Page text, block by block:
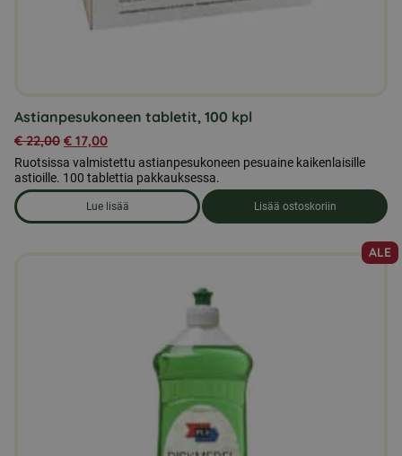
Astianpesukoneen tabletit, 100 kpl
€22,00 € 17,00
Ruotsissa valmistettu astianpesukoneen pesuaine kaikenlaisille
astioille. 100 tablettia pakkauksessa.
Lue lisää
om produkten Astianpesukoneen tabletit, 100 kpl
Lisää ostoskoriin
ALE